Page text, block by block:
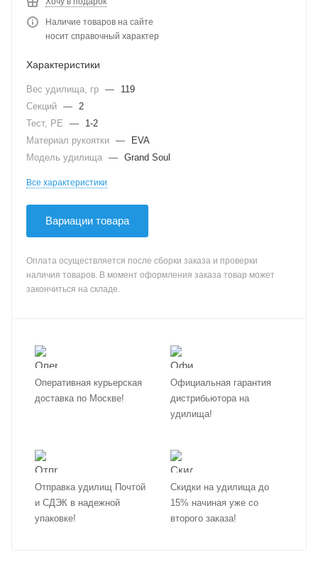
Наличие товаров на сайте
носит справочный характер
Характеристики
Вес удилища, гр —
119
Секций — 2
Тест, PE
—
1-2
Материал рукоятки —
EVA
Модель удилища — Grand Soul
Все характеристики
Вариации товара
Оплата осуществляется после сборки заказа и проверки
наличия товаров. В момент оформления заказа товар может
закончиться на складе.
Оперативная курьерская
доставка по Москве!
Официальная гарантия
дистрибьютора на
удилища!
Отправка удилищ Почтой
и СДЭК в надежной
упаковке!
Скидки на удилища до
15% начиная уже со
второго заказа!